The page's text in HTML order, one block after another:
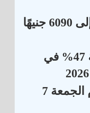
ارتفاع سعر الذهب عيار 21 إلى 6090 جنيهًا
دانة غاز تحقق ارتفاعاً بنسبة 47% في
أسعار الريال السعودي اليوم الجمعة 7